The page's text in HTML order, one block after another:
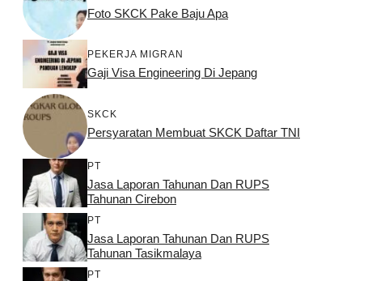
Foto SKCK Pake Baju Apa
PEKERJA MIGRAN
Gaji Visa Engineering Di Jepang
SKCK
Persyaratan Membuat SKCK Daftar TNI
PT
Jasa Laporan Tahunan Dan RUPS
Tahunan Cirebon
PT
Jasa Laporan Tahunan Dan RUPS
Tahunan Tasikmalaya
PT